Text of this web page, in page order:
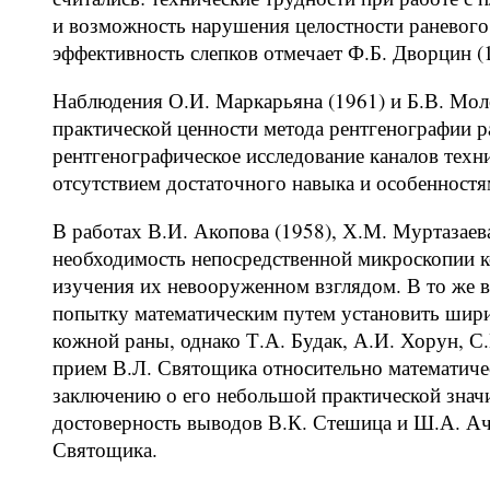
и возможность нарушения целостности
эффективность слепков отмечает Ф.Б. Дворцин
Наблюдения О.И. Маркарьяна (1961) и Б.В.
практической ценности метода
рентгенографическое исследование каналов
отсутствием достаточного навыка и
В работах В.И. Акопова (1958), Х.М.
необходимость непосредственной
изучения их невооруженном взглядом. В то
попытку математическим путем установить
кожной раны, однако Т.А. Будак, А.И. Хорун,
прием В.Л. Святощика относительно
заключению о его небольшой практической
достоверность выводов В.К. Стешица и Ш.А.
Святощика.